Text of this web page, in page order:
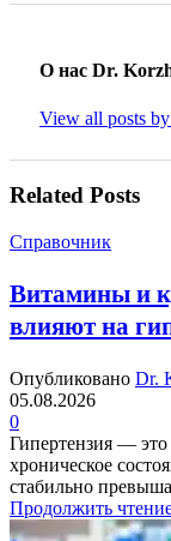
О нас Dr.
View all posts
Related Posts
Справочник
Витамины и
влияют на
Опубликовано Dr.
05.08.2026
0
Гипертензия — это
хроническое
стабильно
Продолжить